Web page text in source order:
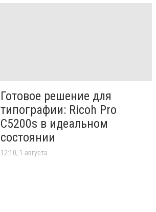
Готовое решение для
типографии: Ricoh Pro
C5200s в идеальном
состоянии
12:10, 1 августа